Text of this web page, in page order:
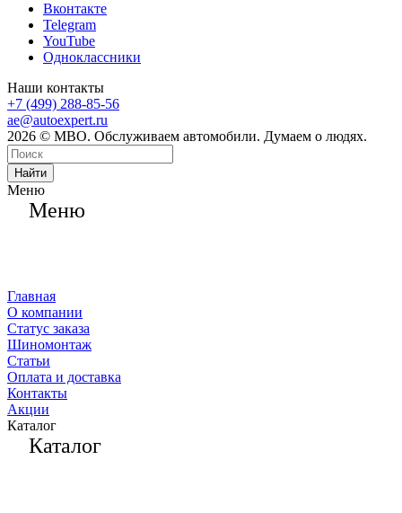
Вконтакте
Telegram
YouTube
Одноклассники
Наши контакты
+7 (499) 288-85-56
ae@autoexpert.ru
2026 © МВО. Обслуживаем автомобили. Думаем о людях.
Найти
Меню
Меню
Главная
О компании
Статус заказа
Шиномонтаж
Статьи
Оплата и доставка
Контакты
Акции
Каталог
Каталог